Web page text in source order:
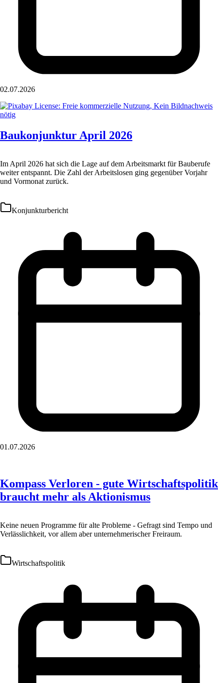
02.07.2026
Baukonjunktur April 2026
Im April 2026 hat sich die Lage auf dem Arbeitsmarkt für Bauberufe
weiter entspannt. Die Zahl der Arbeitslosen ging gegenüber Vorjahr
und Vormonat zurück.
Konjunkturbericht
01.07.2026
Kompass Verloren - gute Wirtschaftspolitik
braucht mehr als Aktionismus
Keine neuen Programme für alte Probleme - Gefragt sind Tempo und
Verlässlichkeit, vor allem aber unternehmerischer Freiraum.
Wirtschaftspolitik